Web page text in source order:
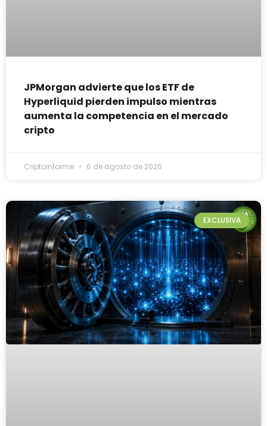
JPMorgan advierte que los ETF de
Hyperliquid pierden impulso mientras
aumenta la competencia en el mercado
cripto
Criptoinforme 6 de agosto de 2026
EXCLUSIVA